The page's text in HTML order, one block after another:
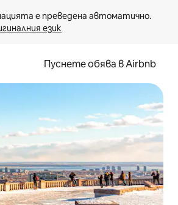
език
Пуснете обява в Airbnb